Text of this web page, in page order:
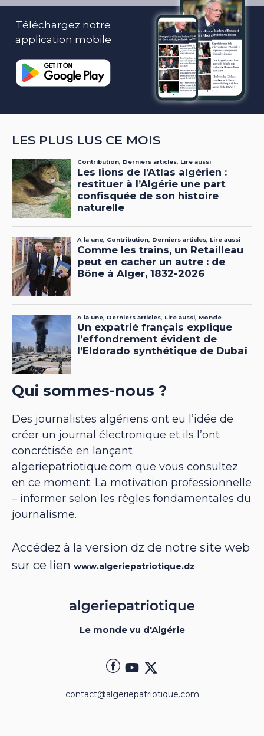
Téléchargez notre
application mobile
LES PLUS LUS CE MOIS
Qui sommes-nous ?
Des journalistes algériens ont eu l’idée de
créer un journal électronique et ils l’ont
concrétisée en lançant
algeriepatriotique.com que vous consultez
en ce moment. La motivation professionnelle
– informer selon les règles fondamentales du
journalisme.
Accédez à la version dz de notre site web
sur ce lien www.algeriepatriotique.dz
Le monde vu d'Algérie
contact@algeriepatriotique.com